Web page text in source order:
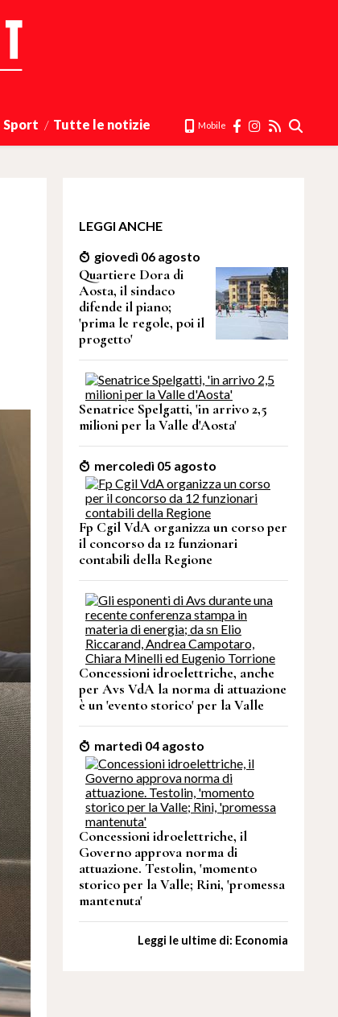
Sport Tutte le notizie Mobile
LEGGI ANCHE
giovedì 06 agosto
Quartiere Dora di
Aosta, il sindaco
difende il piano;
'prima le regole, poi il
progetto'
Senatrice Spelgatti, 'in arrivo 2,5
milioni per la Valle d'Aosta'
mercoledì 05 agosto
Fp Cgil VdA organizza un corso per
il concorso da 12 funzionari
contabili della Regione
Concessioni idroelettriche, anche
per Avs VdA la norma di attuazione
è un 'evento storico' per la Valle
martedì 04 agosto
Concessioni idroelettriche, il
Governo approva norma di
attuazione. Testolin, 'momento
storico per la Valle; Rini, 'promessa
mantenuta'
Leggi le ultime di: Economia